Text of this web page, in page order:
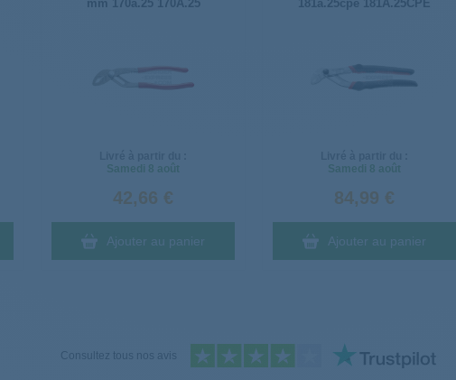
mm 170a.25 170A.25
Samedi
8 août
42,66 €
Ajouter au panier
181a.25cpe 181A.25CPE
Samedi
8 août
84,99 €
Ajouter au panier
Consultez tous nos avis